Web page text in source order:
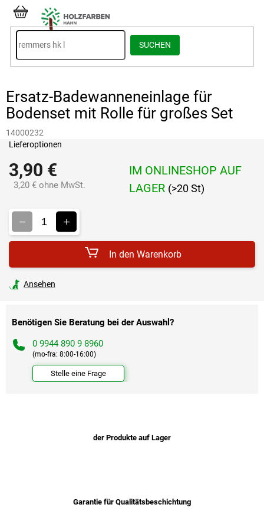
Inhalt
springen
SUCHEN
WARENKORB
Ersatz-Badewanneneinlage für
Bodenset mit Rolle für großes Set
14000232
3,90 €
3,20 € ohne MwSt.
IM ONLINESHOP AUF
LAGER (>20 St)
Lieferoptionen
In den Warenkorb
Ansehen
Benötigen Sie Beratung bei der Auswahl?
0 9944 890 9 8960
(mo-fra: 8:00-16:00)
Stelle eine Frage
der Produkte auf Lager
Garantie für Qualitätsbeschichtung